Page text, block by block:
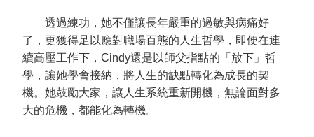
透過練功，她不僅讓長年嚴重的過敏與病痛好
了，更獲得足以應對職場百態的人生哲學，即便在連
續高壓工作下，Cindy還是以師父指點的「放下」哲
學，讓她學會接納，將人生的缺點轉化為成長的契
機。她鼓勵大家，讓人生系統重新開機，無論面對多
大的危機，都能化為轉機。